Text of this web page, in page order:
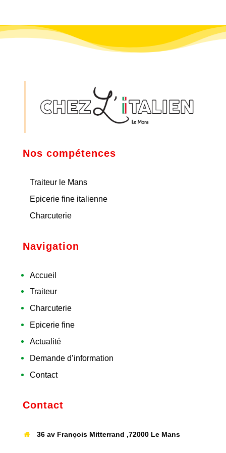
Nos compétences
Traiteur le Mans
Epicerie fine italienne
Charcuterie
Navigation
Accueil
Traiteur
Charcuterie
Epicerie fine
Actualité
Demande d’information
Contact
Contact
36 av François Mitterrand ,72000 Le Mans